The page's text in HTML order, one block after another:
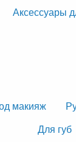
Аксессуары
макияж
Для губ